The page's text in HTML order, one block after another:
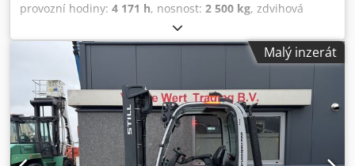
provozní hodiny: 4 171 h, nosnost: 2 500 kg, zdvihová
nafta
stavební výška:2 480 mm, délka vidlic:1 200 mm, typ
Diesel
, Dieselový vysokozdvižný vozík Typ stožáru:
standardní Převodovka: automatická Stav: repasovaný bez
záruky Technický stav: velmi dobrý Přední pneumatiky typ:
superelastik Stav předních pneumatik: 60 - 80 % Zadní
pneumatiky typ: superelastik Stav zadních pneumatik: 40 -
60 % Popis: Cena zahrnuje novou UVV kontrolu, nové
lakování a servis klimatizace. Rádi pro vás zajistíme cenově
Malý inzerát